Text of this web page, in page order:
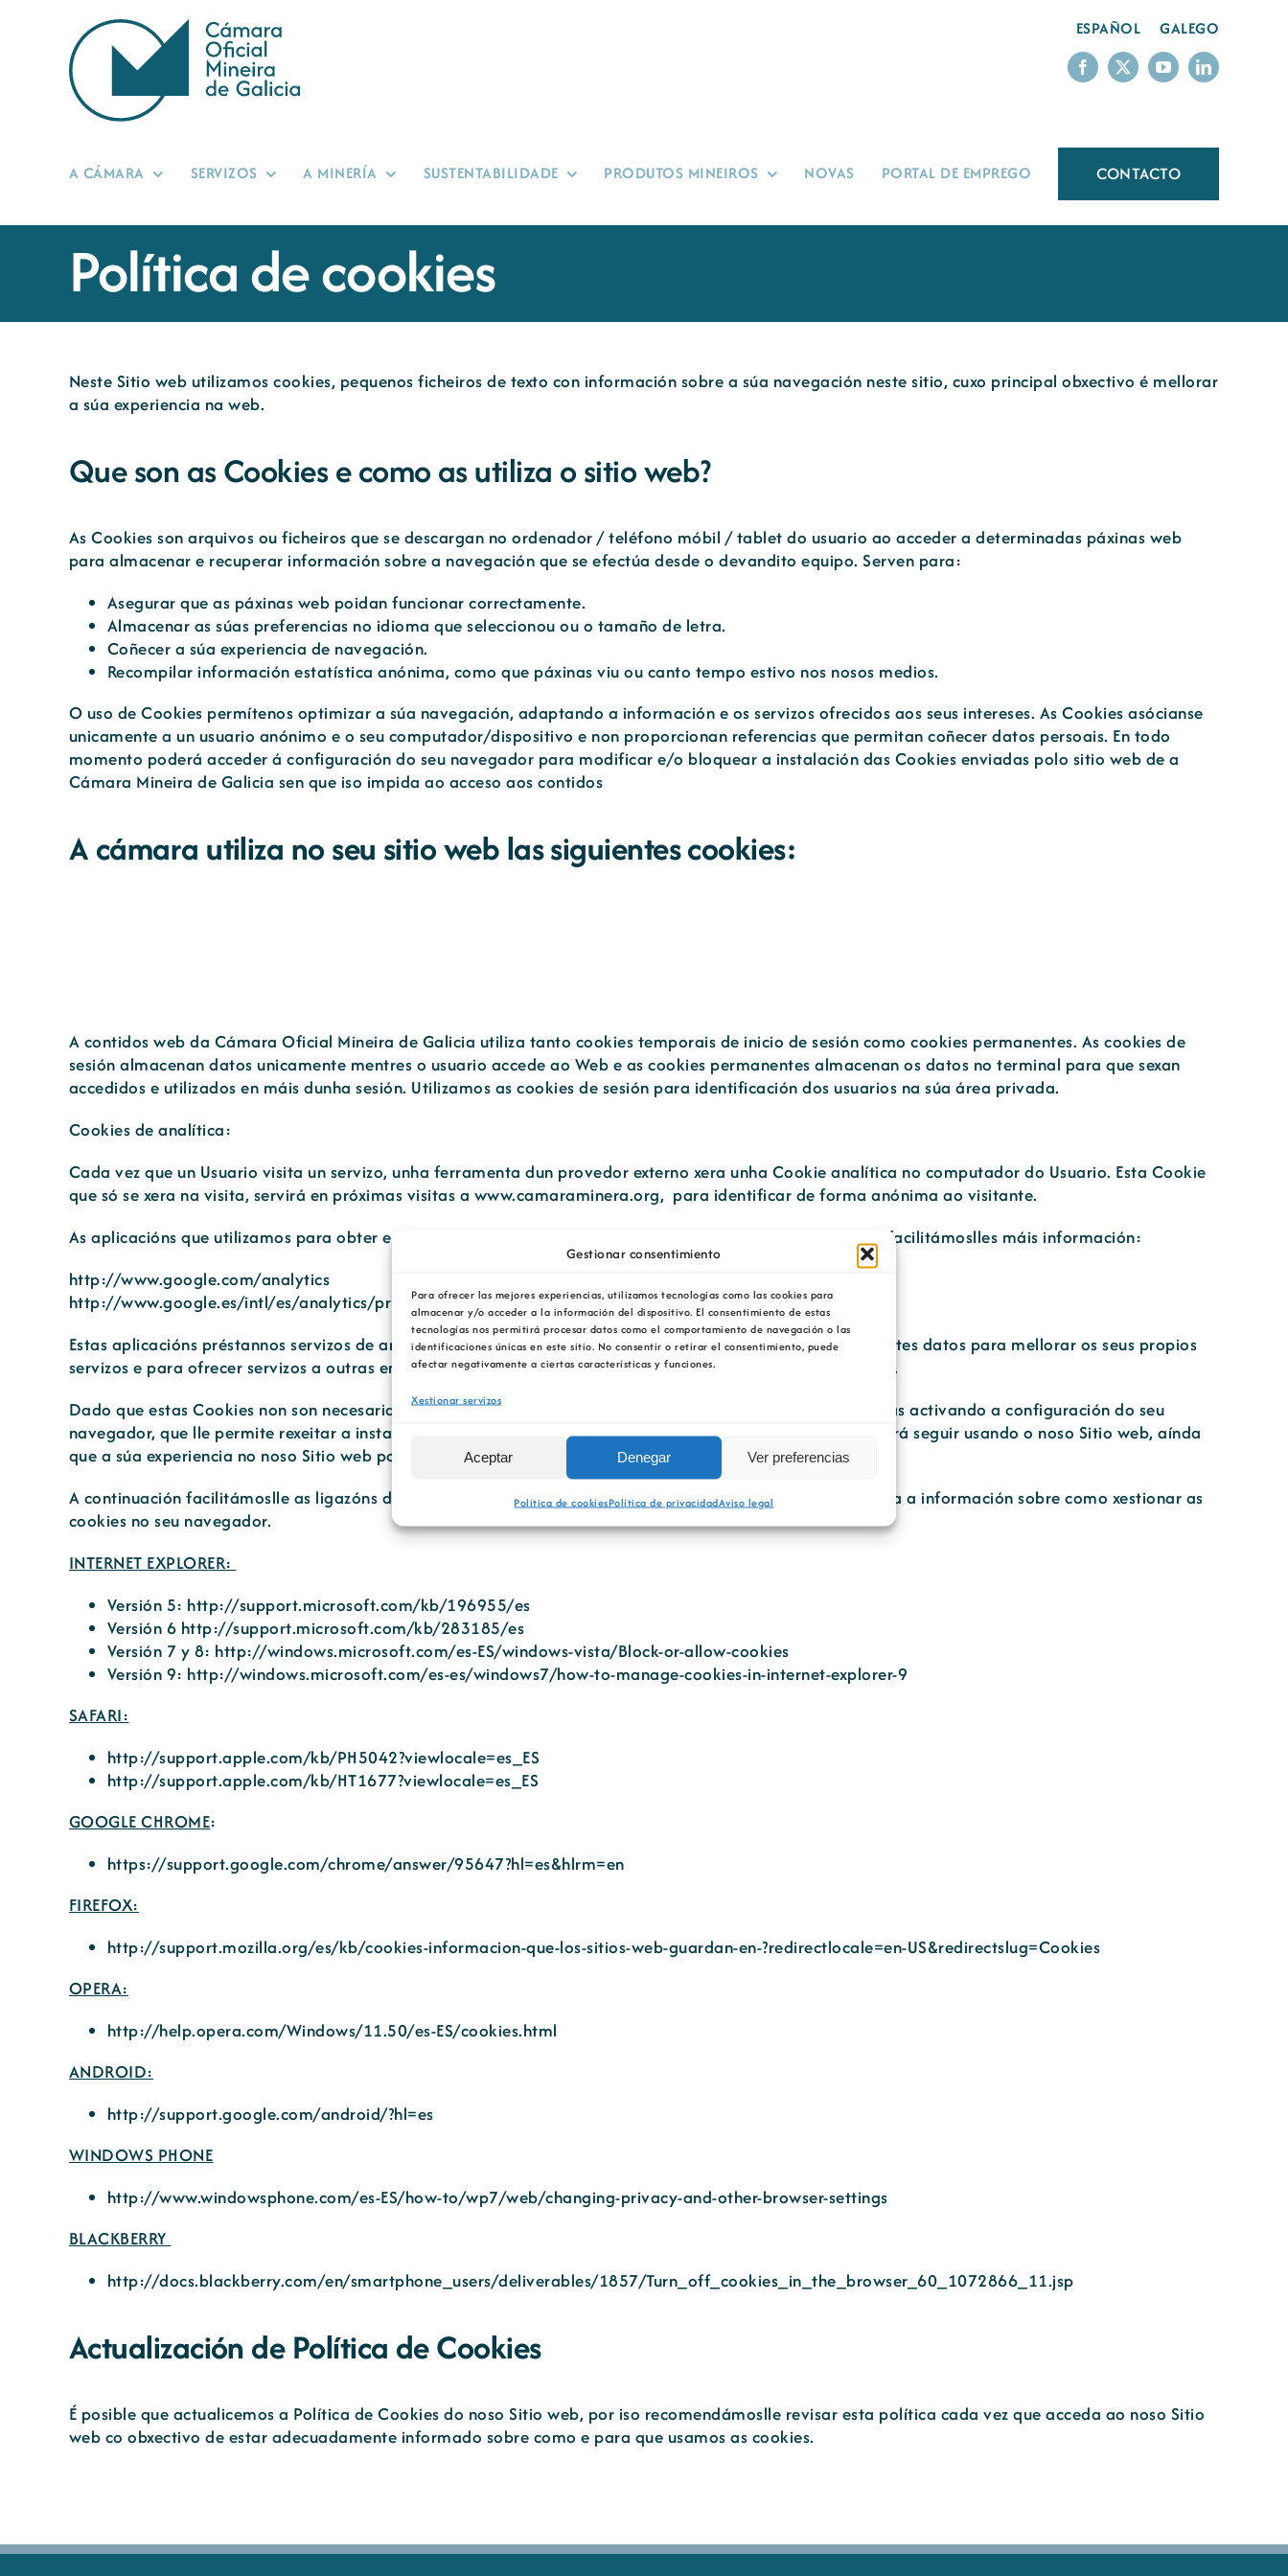
Gestionar consentimiento
Para ofrecer las mejores experiencias, utilizamos tecnologías como las cookies para
almacenar y/o acceder a la información del dispositivo. El consentimiento de estas
tecnologías nos permitirá procesar datos como el comportamiento de navegación o las
identificaciones únicas en este sitio. No consentir o retirar el consentimiento, puede
afectar negativamente a ciertas características y funciones.
Xestionar servizos
Aceptar Denegar Ver preferencias
Política de cookiesPolítica de privacidadAviso legal
ESPAÑOL GALEGO
A CÁMARA SERVIZOS A MINERÍA SUSTENTABILIDADE PRODUTOS MINEIROS NOVAS PORTAL DE EMPREGO CONTACTO
Política de cookies
Neste Sitio web utilizamos cookies, pequenos ficheiros de texto con información sobre a súa navegación neste sitio, cuxo principal obxectivo é mellorar
a súa experiencia na web.
Que son as Cookies e como as utiliza o sitio web?
As Cookies son arquivos ou ficheiros que se descargan no ordenador / teléfono móbil / tablet do usuario ao acceder a determinadas páxinas web
para almacenar e recuperar información sobre a navegación que se efectúa desde o devandito equipo. Serven para:
Asegurar que as páxinas web poidan funcionar correctamente.
Almacenar as súas preferencias no idioma que seleccionou ou o tamaño de letra.
Coñecer a súa experiencia de navegación.
Recompilar información estatística anónima, como que páxinas viu ou canto tempo estivo nos nosos medios.
O uso de Cookies permítenos optimizar a súa navegación, adaptando a información e os servizos ofrecidos aos seus intereses. As Cookies asócianse
unicamente a un usuario anónimo e o seu computador/dispositivo e non proporcionan referencias que permitan coñecer datos persoais. En todo
momento poderá acceder á configuración do seu navegador para modificar e/o bloquear a instalación das Cookies enviadas polo sitio web de a
Cámara Mineira de Galicia sen que iso impida ao acceso aos contidos
A cámara utiliza no seu sitio web las siguientes cookies:
A contidos web da Cámara Oficial Mineira de Galicia utiliza tanto cookies temporais de inicio de sesión como cookies permanentes. As cookies de
sesión almacenan datos unicamente mentres o usuario accede ao Web e as cookies permanentes almacenan os datos no terminal para que sexan
accedidos e utilizados en máis dunha sesión. Utilizamos as cookies de sesión para identificación dos usuarios na súa área privada.
Cookies de analítica:
Cada vez que un Usuario visita un servizo, unha ferramenta dun provedor externo xera unha Cookie analítica no computador do Usuario. Esta Cookie
que só se xera na visita, servirá en próximas visitas a www.camaraminera.org, para identificar de forma anónima ao visitante.
As aplicacións que utilizamos para obter e analizar a información da navegación é: Google Analytics. Aquí facilitámoslles máis información:
http://www.google.com/analytics
http://www.google.es/intl/es/analytics/privacyoverview.html.
Estas aplicacións préstannos servizos de análises da audiencia da nosa páxina. Esta empresa pode utilizar estes datos para mellorar os seus propios
servizos e para ofrecer servizos a outras empresas. Podes coñecer esoutros usos desde as ligazóns indicadas.
Dado que estas Cookies non son necesarias para o uso do noso Sitio web, pode bloquealas ou deshabilitarlas activando a configuración do seu
navegador, que lle permite rexeitar a instalación de todas as cookies ou dalgunhas delas. Se as rexeita poderá seguir usando o noso Sitio web, aínda
que a súa experiencia no noso Sitio web podería resultar menos satisfactoria.
A continuación facilitámoslle as ligazóns dos principais navegadores e dispositivos para que dispoña de toda a información sobre como xestionar as
cookies no seu navegador.
INTERNET EXPLORER:
Versión 5: http://support.microsoft.com/kb/196955/es
Versión 6 http://support.microsoft.com/kb/283185/es
Versión 7 y 8: http://windows.microsoft.com/es-ES/windows-vista/Block-or-allow-cookies
Versión 9: http://windows.microsoft.com/es-es/windows7/how-to-manage-cookies-in-internet-explorer-9
SAFARI:
http://support.apple.com/kb/PH5042?viewlocale=es_ES
http://support.apple.com/kb/HT1677?viewlocale=es_ES
GOOGLE CHROME:
https://support.google.com/chrome/answer/95647?hl=es&hlrm=en
FIREFOX:
http://support.mozilla.org/es/kb/cookies-informacion-que-los-sitios-web-guardan-en-?redirectlocale=en-US&redirectslug=Cookies
OPERA:
http://help.opera.com/Windows/11.50/es-ES/cookies.html
ANDROID:
http://support.google.com/android/?hl=es
WINDOWS PHONE
http://www.windowsphone.com/es-ES/how-to/wp7/web/changing-privacy-and-other-browser-settings
BLACKBERRY
http://docs.blackberry.com/en/smartphone_users/deliverables/1857/Turn_off_cookies_in_the_browser_60_1072866_11.jsp
Actualización de Política de Cookies
É posible que actualicemos a Política de Cookies do noso Sitio web, por iso recomendámoslle revisar esta política cada vez que acceda ao noso Sitio
web co obxectivo de estar adecuadamente informado sobre como e para que usamos as cookies.